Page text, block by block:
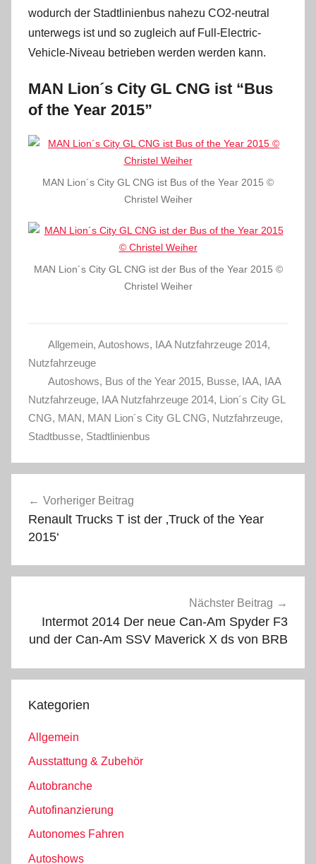
wodurch der Stadtlinienbus nahezu CO2-neutral
unterwegs ist und so zugleich auf Full-Electric-
Vehicle-Niveau betrieben werden werden kann.
MAN Lion´s City GL CNG ist “Bus
of the Year 2015”
MAN Lion´s City GL CNG ist Bus of the Year 2015 ©
Christel Weiher
MAN Lion´s City GL CNG ist der Bus of the Year 2015 ©
Christel Weiher
Allgemein, Autoshows, IAA Nutzfahrzeuge 2014,
Nutzfahrzeuge
Autoshows, Bus of the Year 2015, Busse, IAA, IAA
Nutzfahrzeuge, IAA Nutzfahrzeuge 2014, Lion´s City GL
CNG, MAN, MAN Lion´s City GL CNG, Nutzfahrzeuge,
Stadtbusse, Stadtlinienbus
Vorheriger Beitrag
Renault Trucks T ist der ‚Truck of the Year
2015‘
Nächster Beitrag
Intermot 2014 Der neue Can-Am Spyder F3
und der Can-Am SSV Maverick X ds von BRB
Kategorien
Allgemein
Ausstattung & Zubehör
Autobranche
Autofinanzierung
Autonomes Fahren
Autoshows